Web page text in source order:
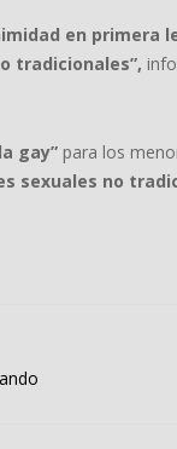
en primera
tradicionales”,
gay” para los
sexuales no